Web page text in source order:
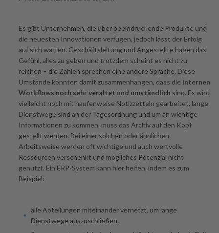
Es gibt Unternehmen, die über beeindruckende Produkte und
die neuesten Innovationen verfügen, jedoch lässt der Erfolg
auf sich warten. Geschäftsleitung und Angestellte haben das
Gefühl, alles zu geben und trotzdem scheint es nicht zu
reichen – die Zahlen sprechen eine andere Sprache. Diese
Umstände könnten damit zusammenhängen, dass die internen
Workflows noch sehr veraltet und umständlich sind. Es wird
vielleicht noch mit haufenweise Notizzetteln gearbeitet, lange
Dienstwege sind an der Tagesordnung und um an wichtige
Informationen zu kommen, muss das Archiv auf den Kopf
gestellt werden. Bei einer solchen oder ähnlichen
Arbeitsweise werden oft wichtige und auch wertvolle
Ressourcen verschenkt und mögliches Potenzial nicht
genutzt. Ein ERP-System kann hier helfen, indem es zum
Beispiel:
alle Abteilungen miteinander vernetzt, um lange
Dienstwege auszuschließen.